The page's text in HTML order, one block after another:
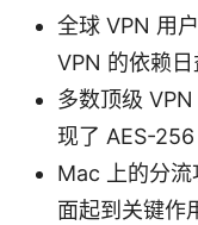
全球 VPN 用
VPN 的依赖日
多数顶级
现了 AES-256
Mac 上的分流
面起到关键作